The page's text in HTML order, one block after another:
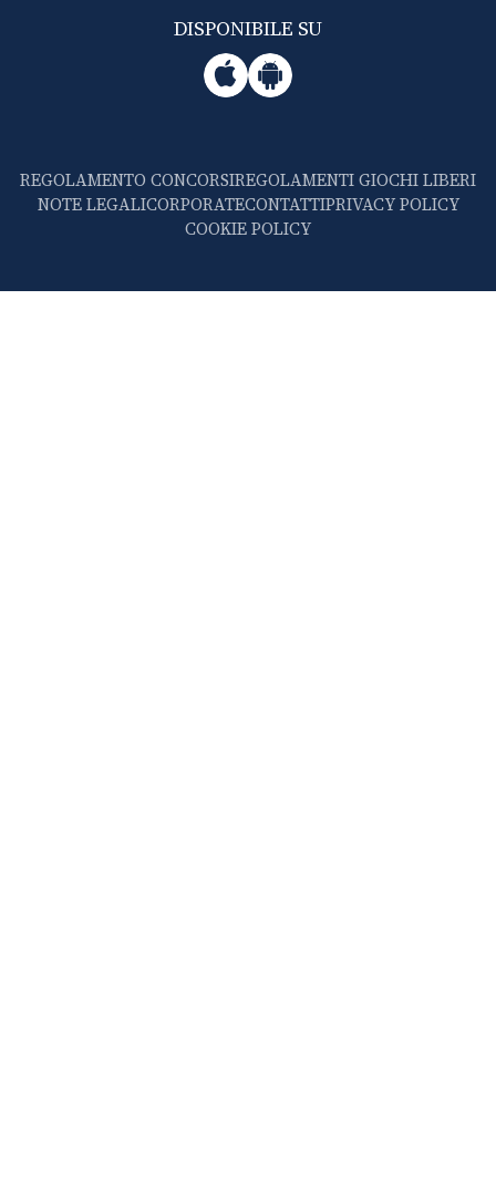
DISPONIBILE SU
REGOLAMENTO CONCORSIREGOLAMENTI GIOCHI LIBERI
NOTE LEGALICORPORATECONTATTIPRIVACY POLICY
COOKIE POLICY